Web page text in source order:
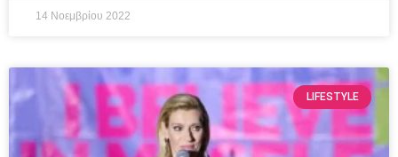
14 Νοεμβρίου 2022
LIFESTYLE